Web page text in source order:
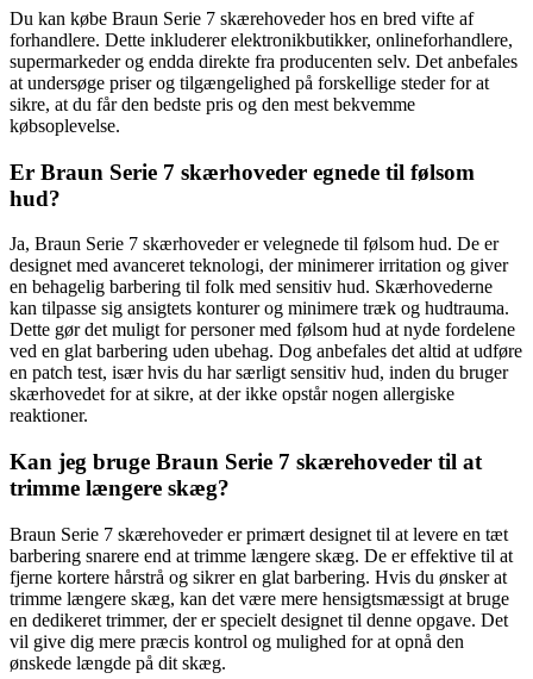
Du kan købe Braun Serie 7 skærehoveder hos en bred vifte af
forhandlere. Dette inkluderer elektronikbutikker, onlineforhandlere,
supermarkeder og endda direkte fra producenten selv. Det anbefales
at undersøge priser og tilgængelighed på forskellige steder for at
sikre, at du får den bedste pris og den mest bekvemme
købsoplevelse.
Er Braun Serie 7 skærhoveder egnede til følsom
hud?
Ja, Braun Serie 7 skærhoveder er velegnede til følsom hud. De er
designet med avanceret teknologi, der minimerer irritation og giver
en behagelig barbering til folk med sensitiv hud. Skærhovederne
kan tilpasse sig ansigtets konturer og minimere træk og hudtrauma.
Dette gør det muligt for personer med følsom hud at nyde fordelene
ved en glat barbering uden ubehag. Dog anbefales det altid at udføre
en patch test, især hvis du har særligt sensitiv hud, inden du bruger
skærhovedet for at sikre, at der ikke opstår nogen allergiske
reaktioner.
Kan jeg bruge Braun Serie 7 skærehoveder til at
trimme længere skæg?
Braun Serie 7 skærehoveder er primært designet til at levere en tæt
barbering snarere end at trimme længere skæg. De er effektive til at
fjerne kortere hårstrå og sikrer en glat barbering. Hvis du ønsker at
trimme længere skæg, kan det være mere hensigtsmæssigt at bruge
en dedikeret trimmer, der er specielt designet til denne opgave. Det
vil give dig mere præcis kontrol og mulighed for at opnå den
ønskede længde på dit skæg.